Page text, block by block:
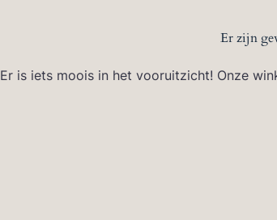
Er zijn
Er is iets moois in het vooruitzicht! Onze